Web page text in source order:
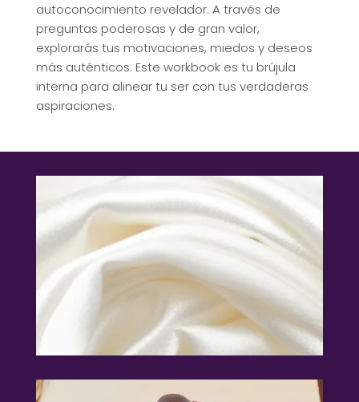
autoconocimiento revelador. A través de
preguntas poderosas y de gran valor,
explorarás tus motivaciones, miedos y deseos
más auténticos. Este workbook es tu brújula
interna para alinear tu ser con tus verdaderas
aspiraciones.